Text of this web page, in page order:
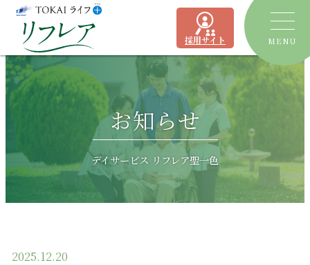
採用サイト MENU
トピックス
デイサービス
ショートステイ リフレア聖一色
有料老人ホーム リフレア上土
お知らせ
デイサービス リフレア聖一色
2025.12.20